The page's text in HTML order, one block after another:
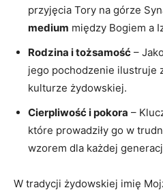
przyjęcia Tory ​na górze
medium między Bogiem a⁤
Rodzina i​ tożsamość –
jego pochodzenie ilustruje
kulturze żydowskiej.
Cierpliwość i pokora ⁢–
które prowadziły go w
wzorem dla każdej
W tradycji żydowskiej imię